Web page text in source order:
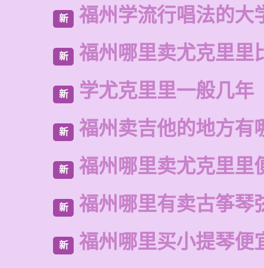
新 福州学流行唱法的大
新 福州哪里卖尤克里里
新 学尤克里里一般几年
新 福州卖吉他的地方有
新 福州哪里卖尤克里里
新 福州哪里有卖古筝琴
新 福州哪里买小提琴便